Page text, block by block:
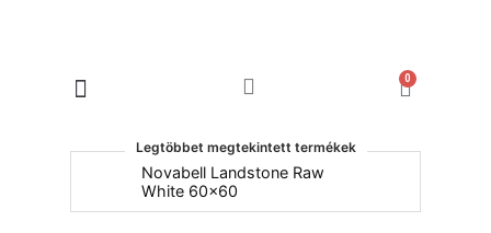
0
Legtöbbet megtekintett termékek
Novabell Landstone Raw
White 60x60